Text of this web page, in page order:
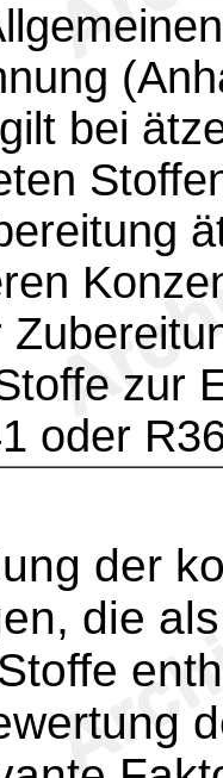
bei
zur
oder
der
die